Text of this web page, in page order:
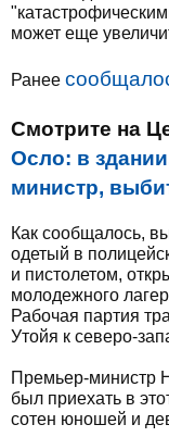
может еще
Ранее
Смотрите на
Осло: в
министр,
Как сообщалось,
одетый в
и пистолетом,
молодежного
Рабочая партия
Утойя к северо-
Премьер-министр
был приехать в
сотен юношей и